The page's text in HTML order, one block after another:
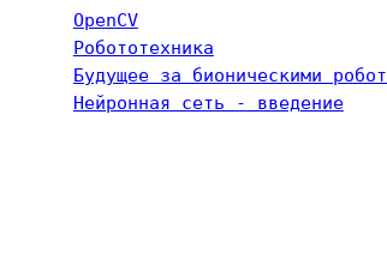
OpenCV
Робототехника
Будущее за бионическими
Нейронная сеть - введение